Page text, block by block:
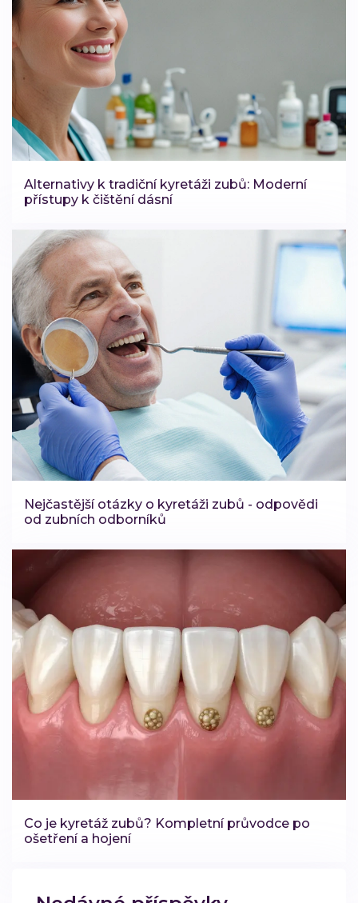
Alternativy k tradiční kyretáži zubů: Moderní
přístupy k čištění dásní
Nejčastější otázky o kyretáži zubů - odpovědi
od zubních odborníků
Co je kyretáž zubů? Kompletní průvodce po
ošetření a hojení